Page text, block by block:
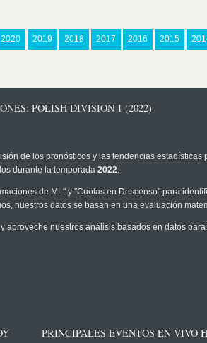
2020 2019 2018 2017 2016 2015
POLISH DIVISION 1 (2022)
de los pronósticos y las tendencias estadísticas
durante la temporada 2022.
de ML" y "Cuotas en Descenso" para
nuestros datos se basan en una evaluación
y aproveche nuestros análisis basados en datos
PRINCIPALES EVENTOS EN VIVO